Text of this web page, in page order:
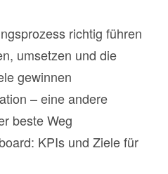
richtig führen
umsetzen und die
gewinnen
– eine andere
beste Weg
KPIs und Ziele für